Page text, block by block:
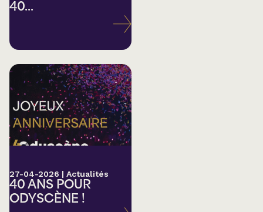
40...
27-04-2026 | Actualités
40 ANS POUR
ODYSCÈNE !